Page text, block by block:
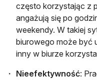
często korzystając z
angażują się po
weekendy. W takiej
biurowego może być
inny w biurze
Nieefektywność: